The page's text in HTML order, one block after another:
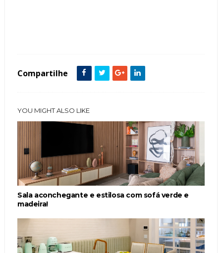
Compartilhe
YOU MIGHT ALSO LIKE
Sala aconchegante e estilosa com sofá verde e
madeira!